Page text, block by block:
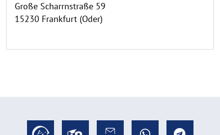
Große Scharrnstraße 59
15230 Frankfurt (Oder)